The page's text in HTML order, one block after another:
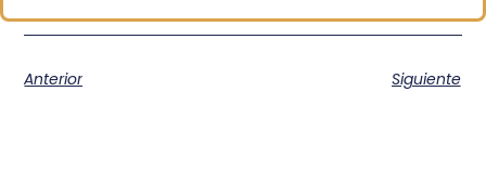
Anterior Siguiente